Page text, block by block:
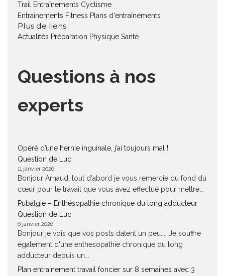
Trail
Entraînements Cyclisme
Entraînements Fitness Plans d'entraînements
Plus de liens
Actualités Préparation Physique Santé
Questions à nos
experts
Opéré d’une hernie inguinale, j’ai toujours mal !
Question de Luc
11 janvier 2026
Bonjour Arnaud, tout d'abord je vous remercie du fond du
cœur pour le travail que vous avez effectué pour mettre...
Pubalgie – Enthésopathie chronique du long adducteur
Question de Luc
6 janvier 2026
Bonjour je vois que vos posts datent un peu.... Je souffre
également d'une enthesopathie chronique du long
adducteur depuis un...
Plan entrainement travail foncier sur 8 semaines avec 3